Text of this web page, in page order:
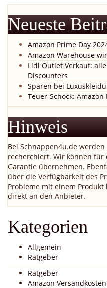
Neueste
Amazon Prime Day
Amazon Warehouse
Lidl Outlet Verkauf:
Discounters
Sparen bei
Teuer-Schock:
Hinweis
Bei Schnappen4u.de
recherchiert. Wir können für
Garantie übernehmen.
über die Verfügbarkeit des
Probleme mit einem
direkt an den Anbieter.
Kategorien
Allgemein
Ratgeber
Ratgeber
Amazon Versandkosten